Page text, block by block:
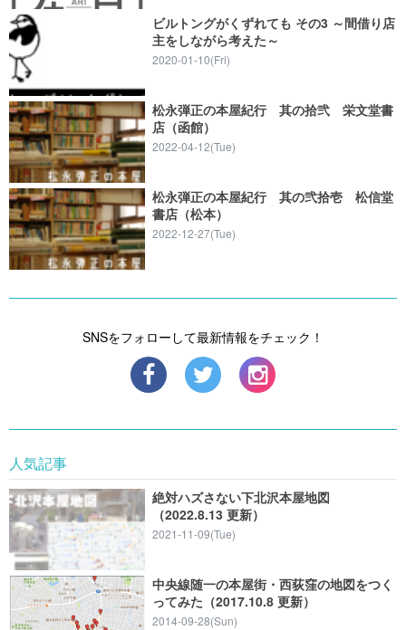
ビルトングがくずれても その3 ～間借り店
主をしながら考えた～
2020-01-10(Fri)
松永弾正の本屋紀行 其の拾弐 栄文堂書
店（函館）
2022-04-12(Tue)
松永弾正の本屋紀行 其の弐拾壱 松信堂
書店（松本）
2022-12-27(Tue)
SNSをフォローして最新情報をチェック！
人気記事
絶対ハズさない下北沢本屋地図
（2022.8.13 更新）
2021-11-09(Tue)
中央線随一の本屋街・西荻窪の地図をつく
ってみた（2017.10.8 更新）
2014-09-28(Sun)